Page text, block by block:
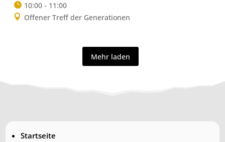
10:00 - 11:00
Offener Treff der Generationen
Mehr laden
Startseite